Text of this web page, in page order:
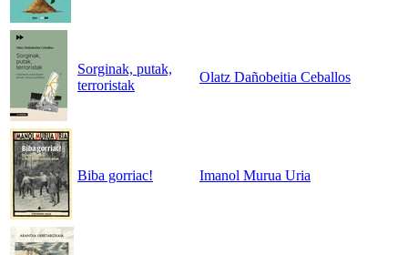
Sorginak, putak,
terroristak
Olatz Dañobeitia Ceballos
Biba gorriac! Imanol Murua Uria